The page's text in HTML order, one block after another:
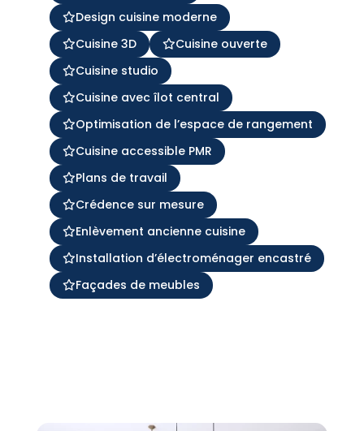
Design cuisine moderne
Cuisine 3D
Cuisine ouverte
Cuisine studio
Cuisine avec îlot central
Optimisation de l’espace de rangement
Cuisine accessible PMR
Plans de travail
Crédence sur mesure
Enlèvement ancienne cuisine
Installation d’électroménager encastré
Façades de meubles